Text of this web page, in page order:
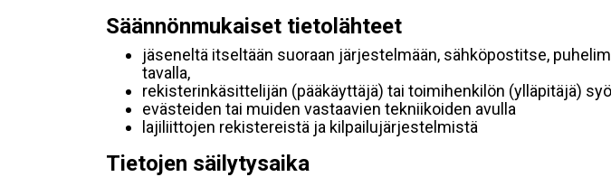
Säännönmukaiset tietolähteet
jäseneltä itseltään suoraan järjestelmään, sähköpostitse,
tavalla,
rekisterinkäsittelijän (pääkäyttäjä) tai toimihenkilön (ylläpitäjä)
evästeiden tai muiden vastaavien tekniikoiden avulla
lajiliittojen rekistereistä ja kilpailujärjestelmistä
Tietojen säilytysaika